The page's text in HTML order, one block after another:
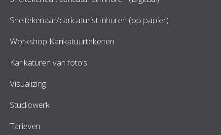
Sneltekenaar/caricaturist inhuren (op papier)
Workshop Karikatuurtekenen
Karikaturen van foto’s
Visualizing
Studiowerk
Tarieven